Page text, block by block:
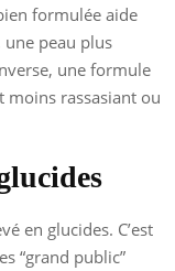
formulée aide
peau plus
une formule
moins rassasiant ou
en glucides. C’est
“grand public”